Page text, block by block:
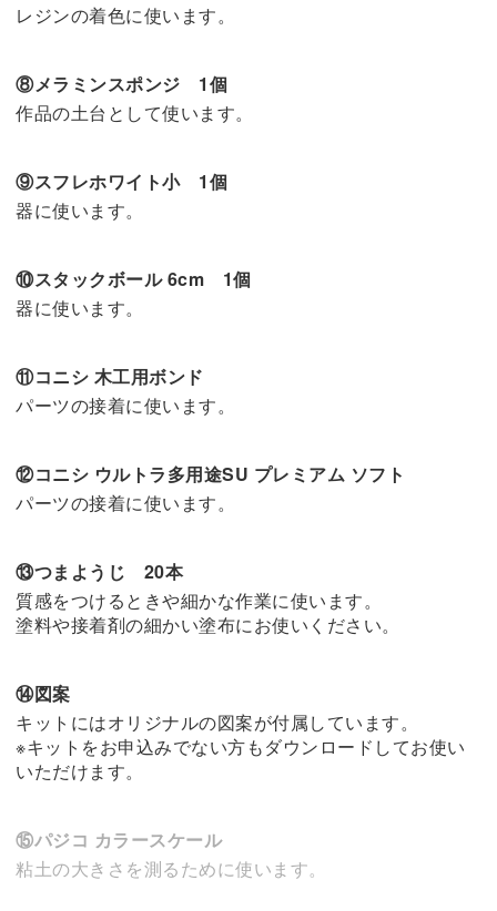
レジンの着色に使います。
⑧メラミンスポンジ 1個
作品の土台として使います。
⑨スフレホワイト小 1個
器に使います。
⑩スタックボール 6cm 1個
器に使います。
⑪コニシ 木工用ボンド
パーツの接着に使います。
⑫コニシ ウルトラ多用途SU プレミアム ソフト
パーツの接着に使います。
⑬つまようじ 20本
質感をつけるときや細かな作業に使います。
塗料や接着剤の細かい塗布にお使いください。
⑭図案
キットにはオリジナルの図案が付属しています。
※キットをお申込みでない方もダウンロードしてお使い
いただけます。
⑮パジコ カラースケール
粘土の大きさを測るために使います。